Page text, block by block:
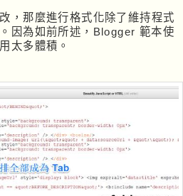
，那麼進行格式化除了維持程式
因為如前所述，Blogger 範本使
太多體積。